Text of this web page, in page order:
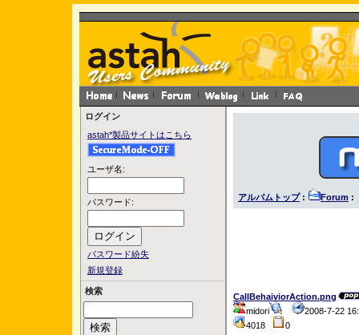
ログイン
astah*製品サイトはこちら
ユーザ名:
パスワード:
パスワード紛失
新規登録
検索
アルバムトップ: Forum :
CallBehaiviorAction.png
midori
2008-7-22
4018
0